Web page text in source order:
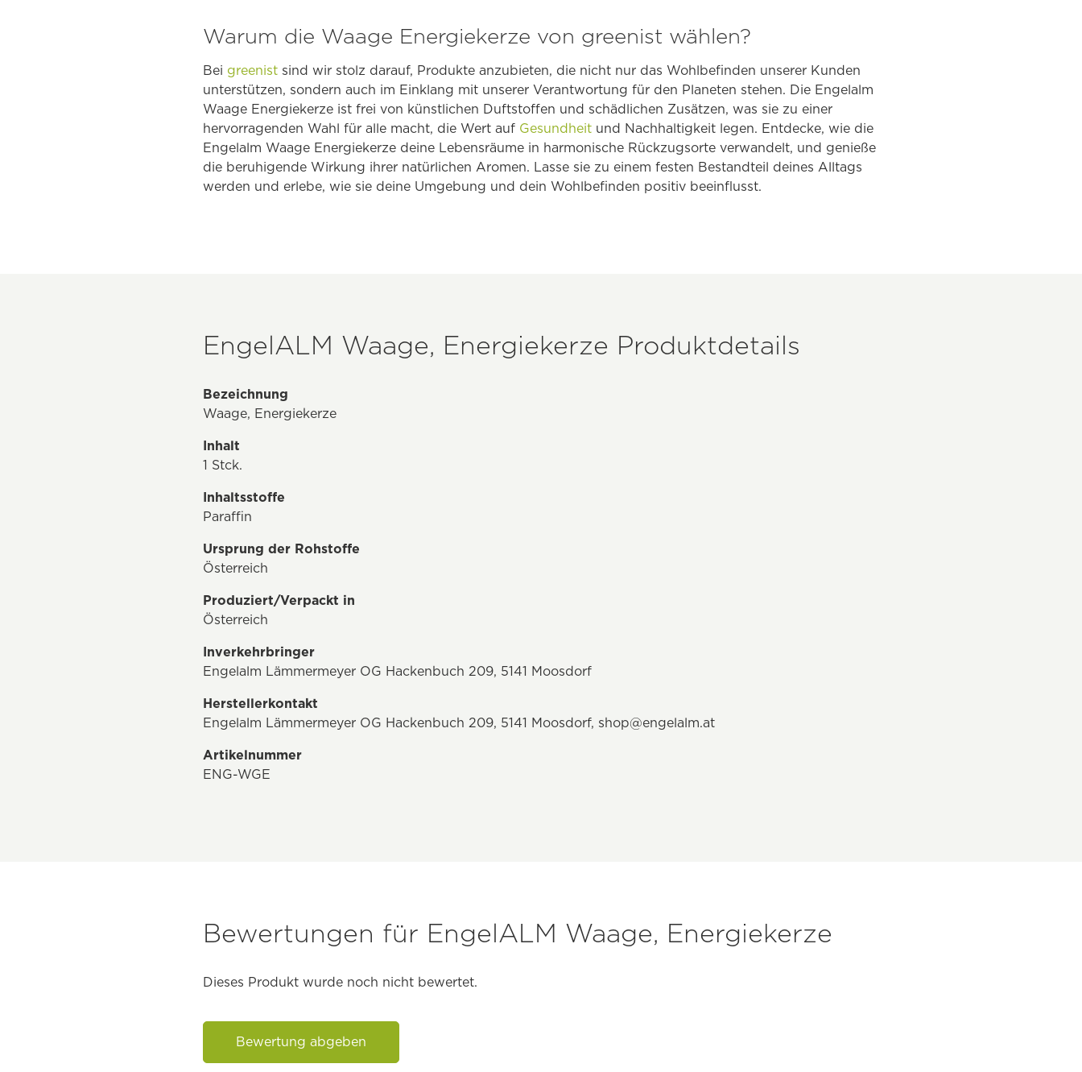
Warum die Waage Energiekerze von greenist wählen?
Bei greenist sind wir stolz darauf, Produkte anzubieten, die nicht nur das Wohlbefinden unserer Kunden
unterstützen, sondern auch im Einklang mit unserer Verantwortung für den Planeten stehen. Die Engelalm
Waage Energiekerze ist frei von künstlichen Duftstoffen und schädlichen Zusätzen, was sie zu einer
hervorragenden Wahl für alle macht, die Wert auf Gesundheit und Nachhaltigkeit legen. Entdecke, wie die
Engelalm Waage Energiekerze deine Lebensräume in harmonische Rückzugsorte verwandelt, und genieße
die beruhigende Wirkung ihrer natürlichen Aromen. Lasse sie zu einem festen Bestandteil deines Alltags
werden und erlebe, wie sie deine Umgebung und dein Wohlbefinden positiv beeinflusst.
EngelALM Waage, Energiekerze Produktdetails
Bezeichnung
Waage, Energiekerze
Inhalt
1 Stck.
Inhaltsstoffe
Paraffin
Ursprung der Rohstoffe
Österreich
Produziert/Verpackt in
Österreich
Inverkehrbringer
Engelalm Lämmermeyer OG Hackenbuch 209, 5141 Moosdorf
Herstellerkontakt
Engelalm Lämmermeyer OG Hackenbuch 209, 5141 Moosdorf, shop@engelalm.at
Artikelnummer
ENG-WGE
Bewertungen für EngelALM Waage, Energiekerze
Dieses Produkt wurde noch nicht bewertet.
Bewertung abgeben